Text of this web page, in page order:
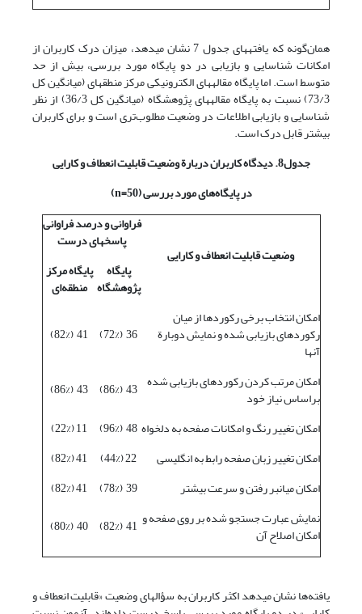
همان‌گونه که یافته‎های جدول 7 نشان می‎دهد، میزان درک کاربران از
امکانات شناسایی و بازیابی در دو پایگاه مورد بررسی، بیش از حد
متوسط است. اما پایگاه مقاله‎های الکترونیکی مرکز منطقه‎ای (میانگین کل
73/3) نسبت به پایگاه مقاله‎های پژوهشگاه (میانگین کل 36/3) از نظر
شناسایی و بازیابی اطلاعات در وضعیت مطلوب‌تری است و برای کاربران
بیشتر قابل درک است.
جدول8. دیدگاه کاربران دربارة وضعیت قابلیت انعطاف و کارایی
در پایگاه‌های مورد بررسی (50=
n
)
وضعیت قابلیت انعطاف و کارایی
فراوانی و درصد فراوانی
پاسخهای درست
پایگاه
پژوهشگاه
پایگاه مرکز
منطقه‌ای
امکان انتخاب برخی رکوردها از میان
رکوردهای بازیابی شده و نمایش دوبارة
آنها
36 (72%)
41 (82%)
امکان مرتب کردن رکوردهای بازیابی شده
براساس نیاز خود 43 (86%)
43 (86%)
امکان تغییر رنگ و امکانات صفحه به دلخواه48 (96%)
11 (22%)
امکان تغییر زبان صفحه رابط به انگلیسی
22 (44%)
41 (82%)
امکان میانبر رفتن و سرعت بیشتر
39 (78%)
41 (82%)
نمایش عبارت جستجو شده بر روی صفحه و
امکان اصلاح آن 41 (82%)
40 (80%)
یافته‌ها نشان می‎دهد اکثر کاربران به سؤالهای وضعیت «قابلیت انعطاف و